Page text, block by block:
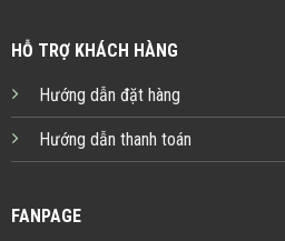
HỖ TRỢ KHÁCH HÀNG
Hướng dẫn đặt hàng
Hướng dẫn thanh toán
FANPAGE